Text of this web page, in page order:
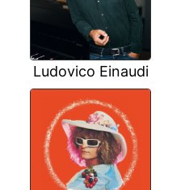
Ludovico Einaudi